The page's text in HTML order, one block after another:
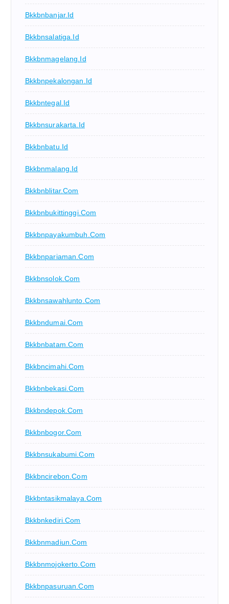
Bkkbnbanjar.id
Bkkbnsalatiga.id
Bkkbnmagelang.id
Bkkbnpekalongan.id
Bkkbntegal.id
Bkkbnsurakarta.id
Bkkbnbatu.id
Bkkbnmalang.id
Bkkbnblitar.com
Bkkbnbukittinggi.com
Bkkbnpayakumbuh.com
Bkkbnpariaman.com
Bkkbnsolok.com
Bkkbnsawahlunto.com
Bkkbndumai.com
Bkkbnbatam.com
Bkkbncimahi.com
Bkkbnbekasi.com
Bkkbndepok.com
Bkkbnbogor.com
Bkkbnsukabumi.com
Bkkbncirebon.com
Bkkbntasikmalaya.com
Bkkbnkediri.com
Bkkbnmadiun.com
Bkkbnmojokerto.com
Bkkbnpasuruan.com